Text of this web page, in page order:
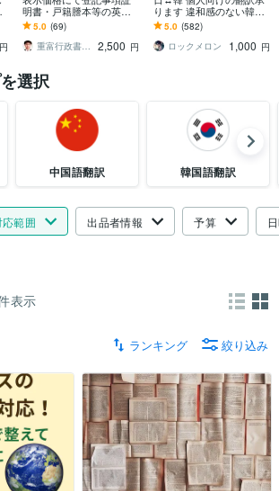
円
明書・戸籍謄本等の英訳
します ビザ申請専門の行
政書士による翻訳サービ
ス（翻訳証明書無料）
5.0 (69)
重富行政書士事務所
2,500 円
ります 違和感のない韓国
語、24時間以内の超スピ
ーディー対応！
5.0 (582)
ロックメロン
1,000 円
選択
中国語翻訳 韓国語翻訳
応範囲 出品者情報 予算
表示
ランキング 絞り込み